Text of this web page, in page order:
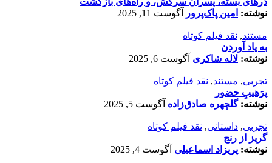
نوشته: امین پاک‌پرور آگوست 11, 2025
مستند, نقد فیلم کوتاه
به یاد آوردن
نوشته: لاله شاکری آگوست 6, 2025
تجربی, مستند, نقد فیلم کوتاه
پرَهیب‌ِ حضور
نوشته:گلچهره صادق‌زاده آگوست 5, 2025
تجربی, داستانی, نقد فیلم کوتاه
گریز از رنج
نوشته: پریزاد اسماعیلی آگوست 4, 2025